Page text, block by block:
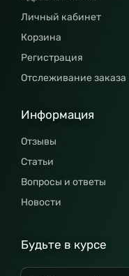
Личный кабинет
Корзина
Регистрация
Отслеживание заказа
Информация
Отзывы
Статьи
Вопросы и ответы
Новости
Будьте в курсе